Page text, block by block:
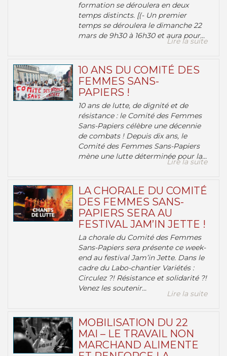
formation se déroulera en deux
temps distincts. [(- Un premier
temps se déroulera le dimanche 22
mars de 9h30 à 16h30 et aura pour...
Lire la suite
10 ANS DU COMITÉ DES
FEMMES SANS-
PAPIERS !
10 ans de lutte, de dignité et de
résistance : le Comité des Femmes
Sans-Papiers célèbre une décennie
de combats ! Depuis dix ans, le
Comité des Femmes Sans-Papiers
mène une lutte déterminée pour la...
Lire la suite
LA CHORALE DU COMITÉ
DES FEMMES SANS-
PAPIERS SERA AU
FESTIVAL JAM’IN JETTE !
La chorale du Comité des Femmes
Sans-Papiers sera présente ce week-
end au festival Jam’in Jette. Dans le
cadre du Labo-chantier Variétés :
Circulez ?! Résistance et solidarité ?!
Venez les soutenir...
Lire la suite
MOBILISATION DU 22
MAI – LE TRAVAIL NON
MARCHAND ALIMENTE